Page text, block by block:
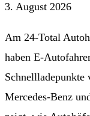
3. August 2026
Am 24-Total
haben E-
Mercedes-Benz